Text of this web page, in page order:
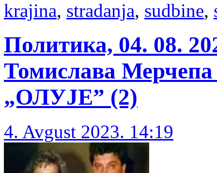
krajina, stradanja, sudbine,
Политика, 04. 08.
Томислава
„ОЛУЈЕ” (2)
4. Avgust 2023. 14:19